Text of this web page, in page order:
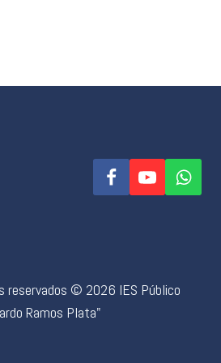
reservados © 2026 IES Público
Ramos Plata"